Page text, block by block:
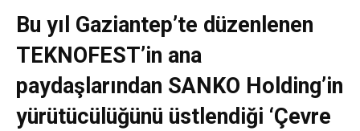
Bu yıl Gaziantep’te düzenlenen
TEKNOFEST’in ana
paydaşlarından SANKO Holding’in
yürütücülüğünü üstlendiği ‘Çevre